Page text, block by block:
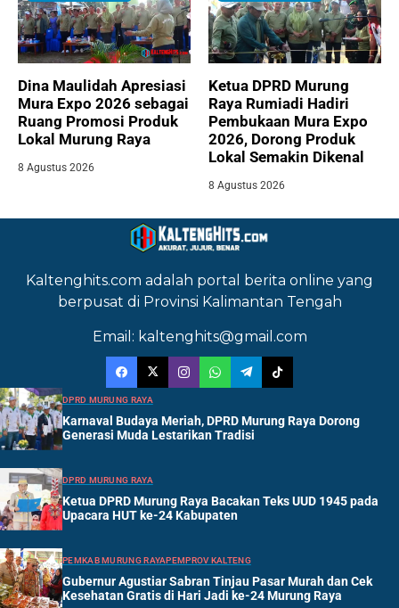
Dina Maulidah Apresiasi
Mura Expo 2026 sebagai
Ruang Promosi Produk
Lokal Murung Raya
8 Agustus 2026
Ketua DPRD Murung
Raya Rumiadi Hadiri
Pembukaan Mura Expo
2026, Dorong Produk
Lokal Semakin Dikenal
8 Agustus 2026
Kaltenghits.com adalah portal berita online yang
berpusat di Provinsi Kalimantan Tengah
Email: kaltenghits@gmail.com
DPRD MURUNG RAYA
Karnaval Budaya Meriah, DPRD Murung Raya Dorong
Generasi Muda Lestarikan Tradisi
DPRD MURUNG RAYA
Ketua DPRD Murung Raya Bacakan Teks UUD 1945 pada
Upacara HUT ke-24 Kabupaten
PEMKAB MURUNG RAYAPEMPROV KALTENG
Gubernur Agustiar Sabran Tinjau Pasar Murah dan Cek
Kesehatan Gratis di Hari Jadi ke-24 Murung Raya